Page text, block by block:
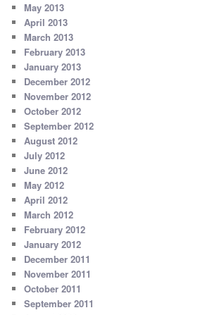
May 2013
April 2013
March 2013
February 2013
January 2013
December 2012
November 2012
October 2012
September 2012
August 2012
July 2012
June 2012
May 2012
April 2012
March 2012
February 2012
January 2012
December 2011
November 2011
October 2011
September 2011